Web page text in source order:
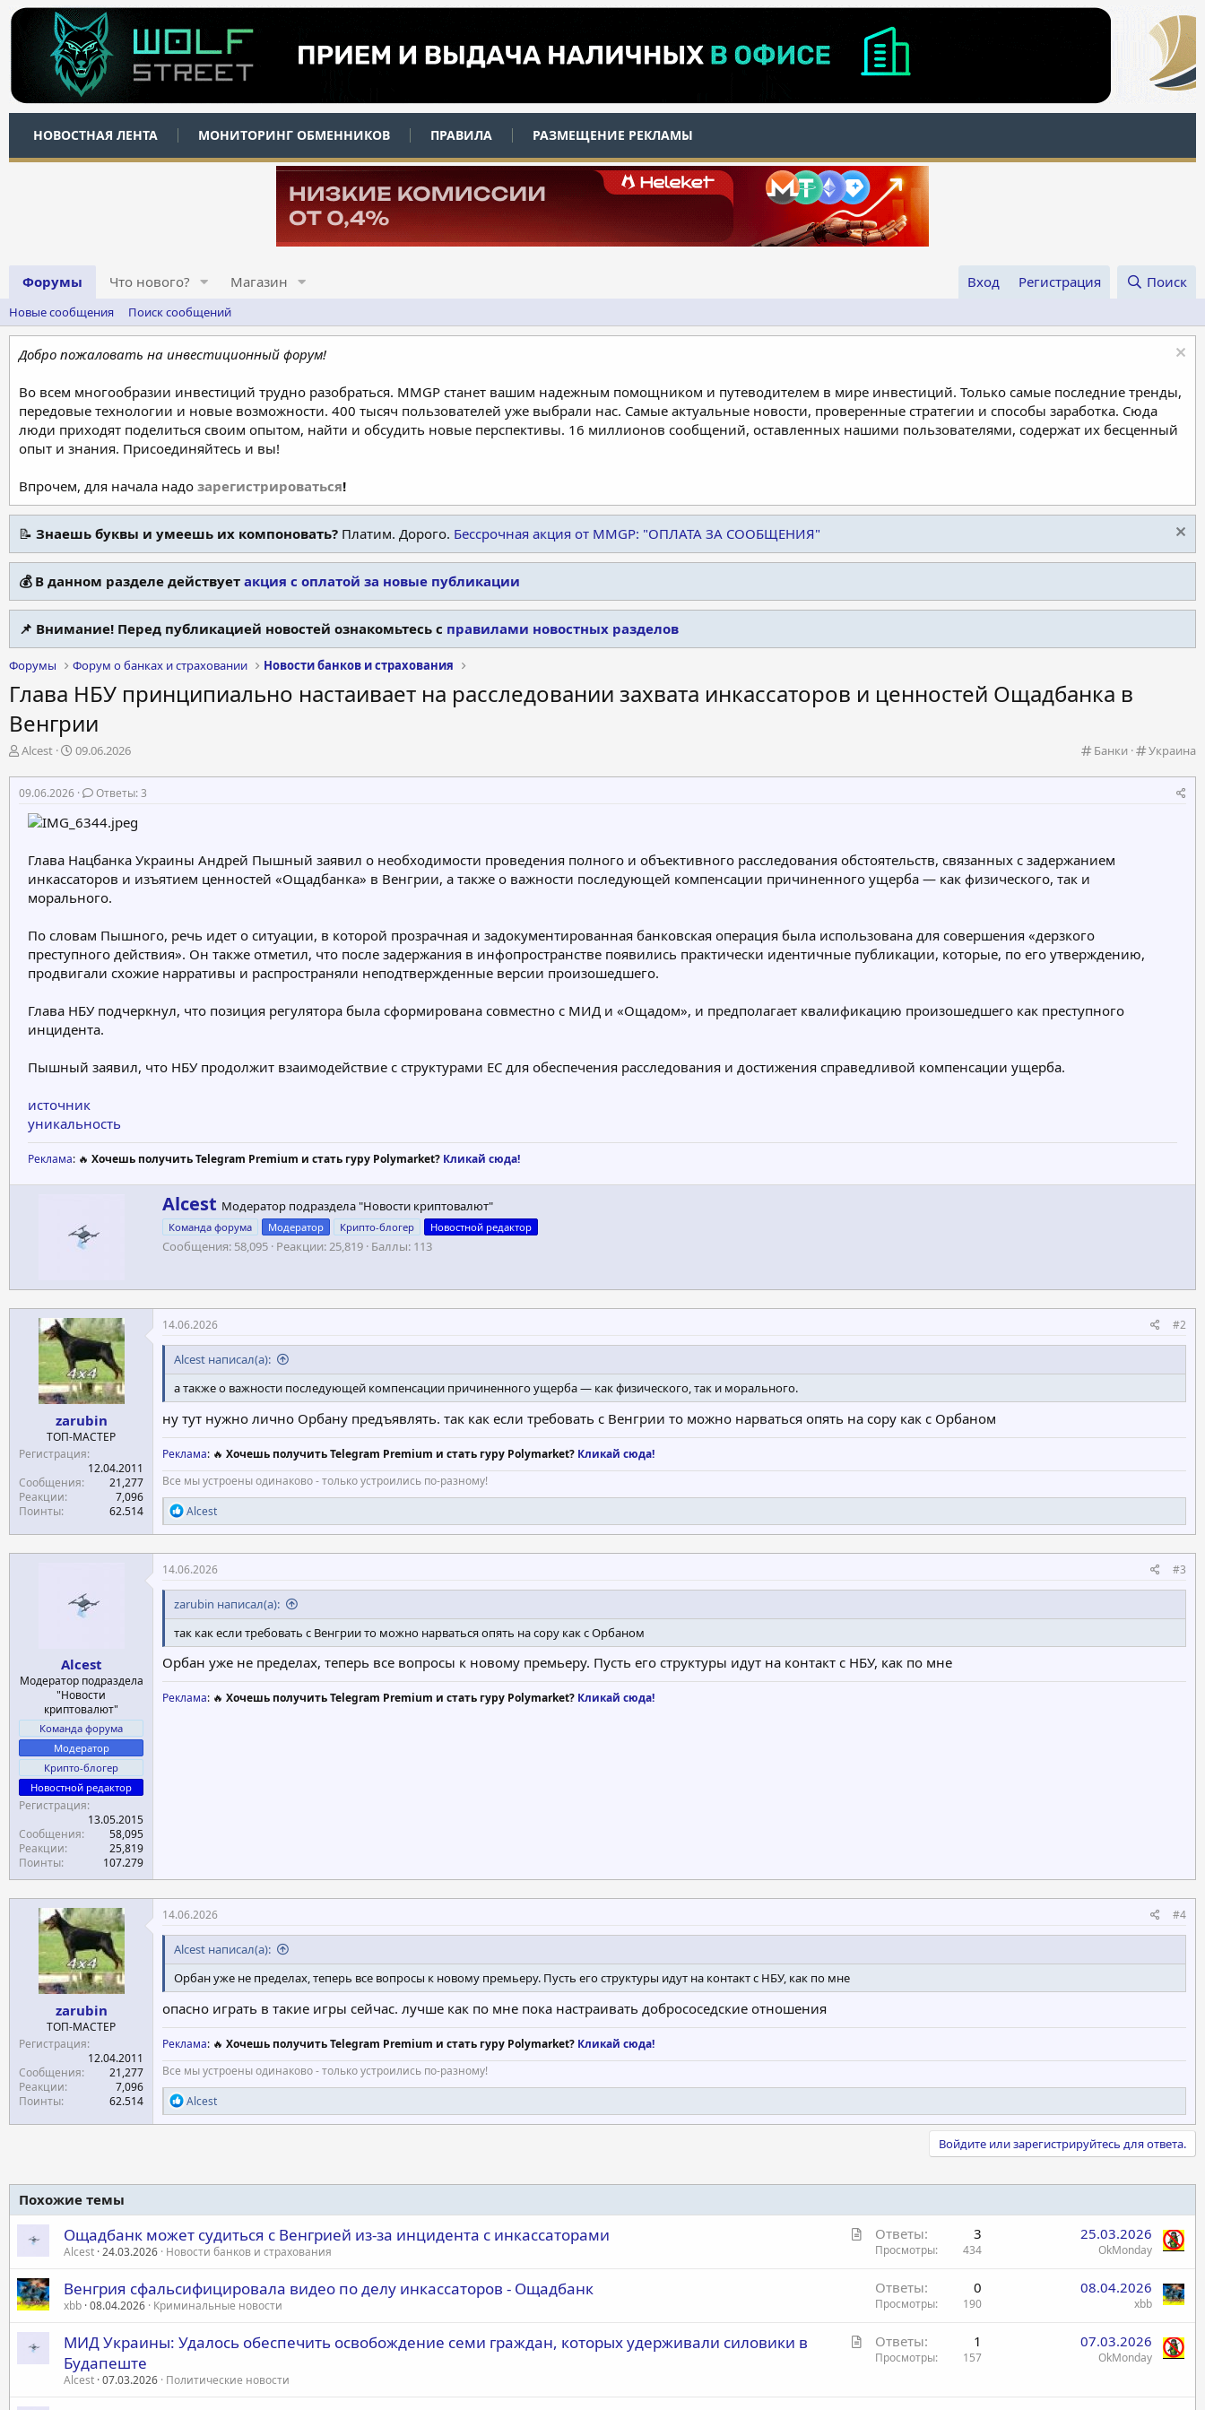
НОВОСТНАЯ ЛЕНТА МОНИТОРИНГ ОБМЕННИКОВ ПРАВИЛА РАЗМЕЩЕНИЕ РЕКЛАМЫ
Форумы Что нового? Магазин Вход Регистрация Поиск
Новые сообщения Поиск сообщений
Добро пожаловать на инвестиционный форум!
Во всем многообразии инвестиций трудно разобраться. MMGP станет вашим надежным помощником и путеводителем в мире инвестиций. Только самые последние тренды,
передовые технологии и новые возможности. 400 тысяч пользователей уже выбрали нас. Самые актуальные новости, проверенные стратегии и способы заработка. Сюда
люди приходят поделиться своим опытом, найти и обсудить новые перспективы. 16 миллионов сообщений, оставленных нашими пользователями, содержат их бесценный
опыт и знания. Присоединяйтесь и вы!
Впрочем, для начала надо зарегистрироваться!
📝 Знаешь буквы и умеешь их компоновать? Платим. Дорого. Бессрочная акция от MMGP: "ОПЛАТА ЗА СООБЩЕНИЯ"
💰 В данном разделе действует акция с оплатой за новые публикации
📌 Внимание! Перед публикацией новостей ознакомьтесь с правилами новостных разделов
Форумы Форум о банках и страховании Новости банков и страхования
Глава НБУ принципиально настаивает на расследовании захвата инкассаторов и ценностей Ощадбанка в
Венгрии
К
т
и
Банки
К
т
Украина
А
т
о
м
ы
Alcest
Д
т
а
а
а
л
а
09.06.2026
09.06.2026 Ответы: 3
Глава Нацбанка Украины Андрей Пышный заявил о необходимости проведения полного и объективного расследования обстоятельств, связанных с задержанием
инкассаторов и изъятием ценностей «Ощадбанка» в Венгрии, а также о важности последующей компенсации причиненного ущерба — как физического, так и
морального.
По словам Пышного, речь идет о ситуации, в которой прозрачная и задокументированная банковская операция была использована для совершения «дерзкого
преступного действия». Он также отметил, что после задержания в инфопространстве появились практически идентичные публикации, которые, по его утверждению,
продвигали схожие нарративы и распространяли неподтвержденные версии произошедшего.
Глава НБУ подчеркнул, что позиция регулятора была сформирована совместно с МИД и «Ощадом», и предполагает квалификацию произошедшего как преступного
инцидента.
Пышный заявил, что НБУ продолжит взаимодействие с структурами ЕС для обеспечения расследования и достижения справедливой компенсации ущерба.
источник
уникальность
Реклама: 🔥 Хочешь получить Telegram Premium и стать гуру Polymarket? Кликай сюда!
А
в
т
о
Alcest Модератор подраздела "Новости криптовалют"
Команда форума Модератор Крипто-блогер Новостной редактор
Сообщения 58,095 Реакции 25,819 Баллы 113
zarubin
ТОП-МАСТЕР
Регистрация
12.04.2011
Сообщения
21,277
Реакции
7,096
Поинты
62.514
14.06.2026 #2
Alcest написал(а):
а также о важности последующей компенсации причиненного ущерба — как физического, так и морального.
ну тут нужно лично Орбану предъявлять. так как если требовать с Венгрии то можно нарваться опять на сору как с Орбаном
Реклама: 🔥 Хочешь получить Telegram Premium и стать гуру Polymarket? Кликай сюда!
Все мы устроены одинаково - только устроились по-разному!
Р
е
а
к
ц
и
и
:
Alcest
Alcest
Модератор подраздела
"Новости
криптовалют"
Команда форума
Модератор
Крипто-блогер
Новостной редактор
Регистрация
13.05.2015
Сообщения
58,095
Реакции
25,819
Поинты
107.279
14.06.2026 #3
zarubin написал(а):
так как если требовать с Венгрии то можно нарваться опять на сору как с Орбаном
Орбан уже не пределах, теперь все вопросы к новому премьеру. Пусть его структуры идут на контакт с НБУ, как по мне
Реклама: 🔥 Хочешь получить Telegram Premium и стать гуру Polymarket? Кликай сюда!
zarubin
ТОП-МАСТЕР
Регистрация
12.04.2011
Сообщения
21,277
Реакции
7,096
Поинты
62.514
14.06.2026 #4
Alcest написал(а):
Орбан уже не пределах, теперь все вопросы к новому премьеру. Пусть его структуры идут на контакт с НБУ, как по мне
опасно играть в такие игры сейчас. лучше как по мне пока настраивать добрососедские отношения
Реклама: 🔥 Хочешь получить Telegram Premium и стать гуру Polymarket? Кликай сюда!
Все мы устроены одинаково - только устроились по-разному!
Р
е
а
и
Alcest
Войдите или зарегистрируйтесь для ответа.
Похожие темы
С
Ощадбанк может судиться с Венгрией из-за инцидента с инкассаторами
Alcest 24.03.2026 Новости банков и страхования
Ответы 3
Просмотры 434
25.03.2026
OkMonday
Венгрия сфальсифицировала видео по делу инкассаторов - Ощадбанк
xbb 08.04.2026 Криминальные новости
Ответы 0
Просмотры 190
08.04.2026
xbb
С
МИД Украины: Удалось обеспечить освобождение семи граждан, которых удерживали силовики в
Будапеште
Alcest 07.03.2026 Политические новости
Ответы 1
Просмотры 157
07.03.2026
OkMonday